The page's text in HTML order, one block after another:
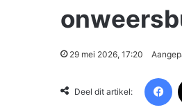
29 mei 2026, 17:20
Deel dit artikel: